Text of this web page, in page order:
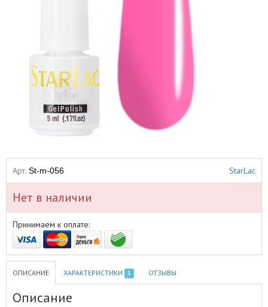
Арт. St-m-056 StarLac
Нет в наличии
Принимаем к оплате:
ОПИСАНИЕ ХАРАКТЕРИСТИКИ 3 ОТЗЫВЫ
Описание